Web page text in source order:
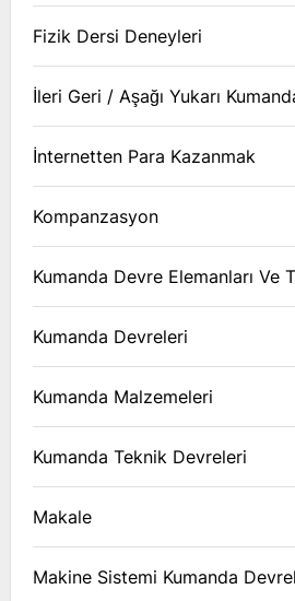
Fizik Dersi Deneyleri
İleri Geri / Aşağı Yukarı
İnternetten Para Kazanmak
Kompanzasyon
Kumanda Devre Elemanları Ve
Kumanda Devreleri
Kumanda Malzemeleri
Kumanda Teknik Devreleri
Makale
Makine Sistemi Kumanda